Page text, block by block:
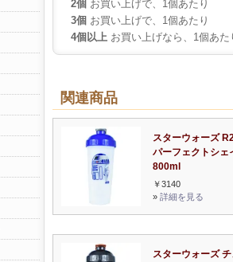
2個 お買い上げで、1個あたり
3個 お買い上げで、1個あたり
4個以上 お買い上げなら、1個あた
関連商品
スターウォーズ
パーフェクトシェ
800ml
￥3140
» 詳細を見る
スターウォーズ